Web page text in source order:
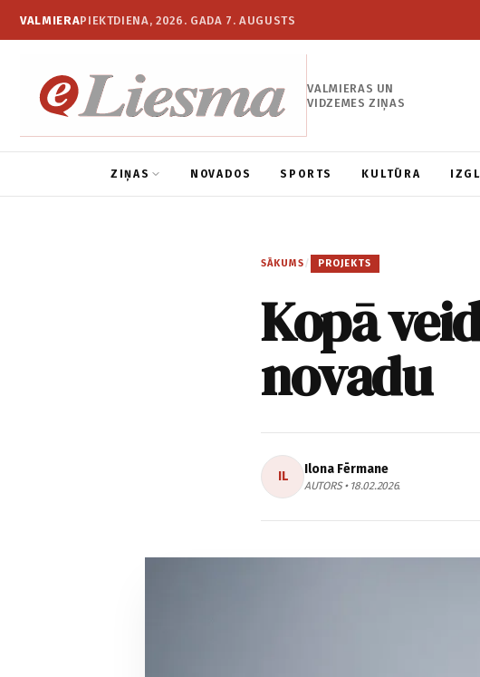
VALMIERAPIEKTDIENA, 2026. GADA 7. AUGUSTS
VALMIERAS UN
VIDZEMES ZIŅAS
ZIŅAS NOVADOS SPORTS KULTŪRA
SĀKUMS / PROJEKTS
Kopā
novadu
IL Ilona Fērmane
AUTORS • 18.02.2026.